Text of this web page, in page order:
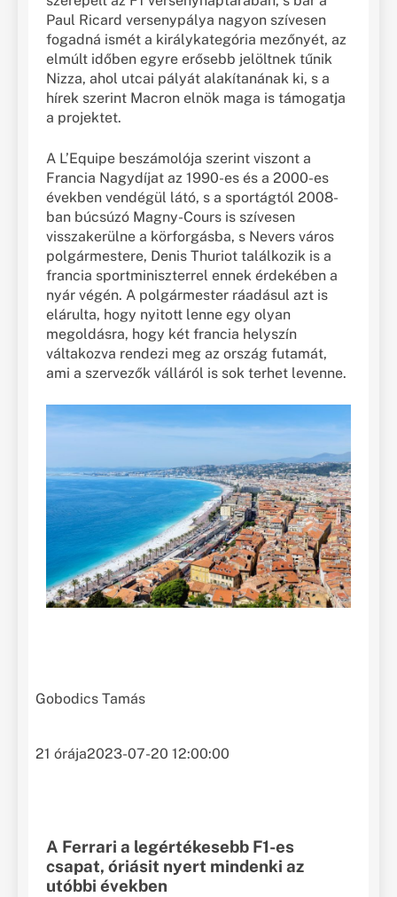
Paul Ricard versenypálya nagyon szívesen
fogadná ismét a királykategória mezőnyét, az
elmúlt időben egyre erősebb jelöltnek tűnik
Nizza, ahol utcai pályát alakítanának ki, s a
hírek szerint Macron elnök maga is támogatja
a projektet.
A L’Equipe beszámolója szerint viszont a
Francia Nagydíjat az 1990-es és a 2000-es
években vendégül látó, s a sportágtól 2008-
ban búcsúzó Magny-Cours is szívesen
visszakerülne a körforgásba, s Nevers város
polgármestere, Denis Thuriot találkozik is a
francia sportminiszterrel ennek érdekében a
nyár végén. A polgármester ráadásul azt is
elárulta, hogy nyitott lenne egy olyan
megoldásra, hogy két francia helyszín
váltakozva rendezi meg az ország futamát,
ami a szervezők válláról is sok terhet levenne.
Gobodics Tamás
21 órája2023-07-20 12:00:00
A Ferrari a legértékesebb F1-es
csapat, óriásit nyert mindenki az
utóbbi években